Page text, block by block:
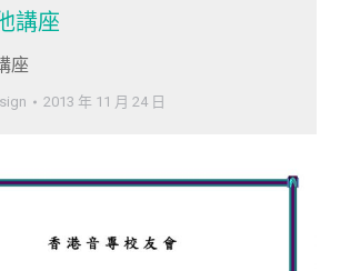
講座
座
2013 年 11 月 24 日